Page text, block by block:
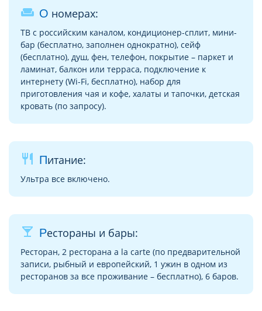
weekend О номерах:
ТВ с российским каналом, кондиционер-сплит, мини-
бар (бесплатно, заполнен однократно), сейф
(бесплатно), душ, фен, телефон, покрытие – паркет и
ламинат, балкон или терраса, подключение к
интернету (Wi-Fi, бесплатно), набор для
приготовления чая и кофе, халаты и тапочки, детская
кровать (по запросу).
restaurant Питание:
Ультра все включено.
local_bar Рестораны и бары:
Ресторан, 2 ресторана a la carte (по предварительной
записи, рыбный и европейский, 1 ужин в одном из
ресторанов за все проживание – бесплатно), 6 баров.